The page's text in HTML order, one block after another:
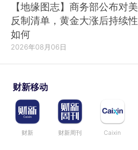
【地缘图志】商务部公布对美
反制清单，黄金大涨后持续性
如何
2026年08月06日
财新移动
财新 财新周刊 Caixin